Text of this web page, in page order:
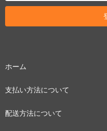
ホーム
支払い方法について
配送方法について